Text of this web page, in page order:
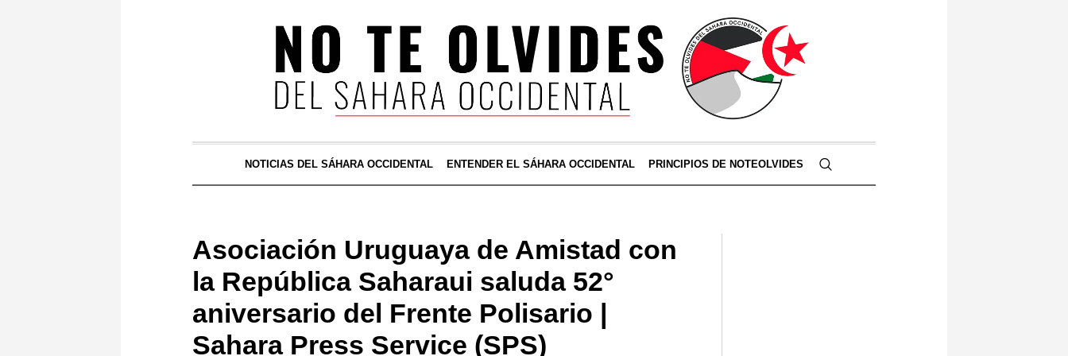
NOTICIAS DEL SÁHARA OCCIDENTAL ENTENDER EL SÁHARA OCCIDENTAL PRINCIPIOS DE NOTEOLVIDES
Asociación Uruguaya de Amistad con
la República Saharaui saluda 52°
aniversario del Frente Polisario |
Sahara Press Service (SPS)